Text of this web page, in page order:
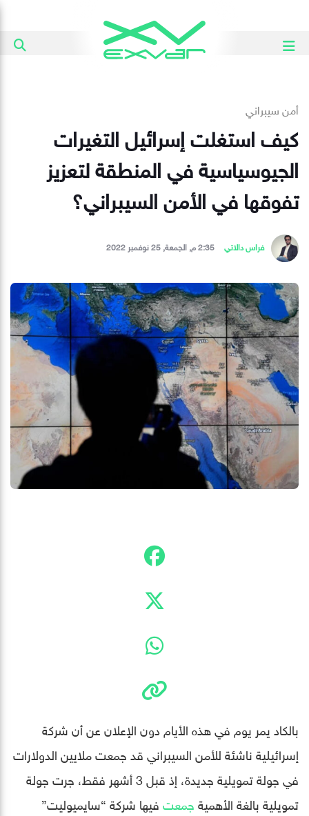
أمن سيبراني
كيف استغلت إسرائيل التغيرات
الجيوسياسية في المنطقة لتعزيز
تفوقها في الأمن السيبراني؟
فراس دالاتي 2:35 م, الجمعة, 25 نوفمبر 2022
بالكاد يمر يوم في هذه الأيام دون الإعلان عن أن شركة
إسرائيلية ناشئة للأمن السيبراني قد جمعت ملايين الدولارات
في جولة تمويلية جديدة، إذ قبل 3 أشهر فقط، جرت جولة
تمويلية بالغة الأهميةجمعتفيها شركة “سايميوليت”